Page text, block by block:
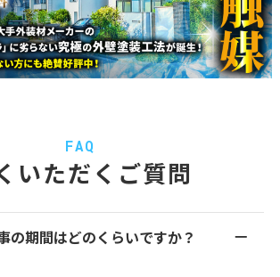
FAQ
いただくご質問
の期間はどのくらいですか？